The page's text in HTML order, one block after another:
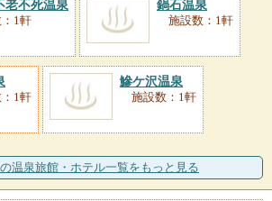
老不死温泉
1軒
鍋石温泉
施設数：1軒
1軒
鰺ケ沢温泉
施設数：1軒
の温泉旅館・ホテル一覧をもっと見る